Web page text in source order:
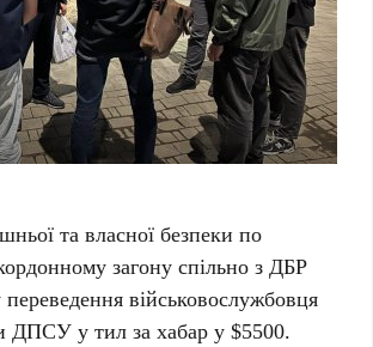
та власної безпеки по
загону спільно з ДБР
військовослужбовця
ДПСУ у тил за хабар у $5500.